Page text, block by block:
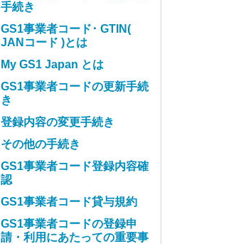
手続き
GS1事業者コード･ GTIN(
JANコード )とは
My GS1 Japan とは
GS1事業者コードの更新手続
き
登録内容の変更手続き
その他の手続き
GS1事業者コード登録内容確
認
GS1事業者コード貸与規約
GS1事業者コードの登録申
請・利用にあたっての重要事